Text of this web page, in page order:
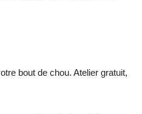
bout de chou. Atelier gratuit,